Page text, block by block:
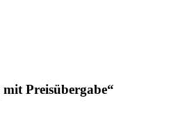
Preisübergabe“